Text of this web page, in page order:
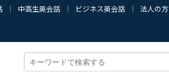
中高生英会話 ビジネス英会話 法人の方